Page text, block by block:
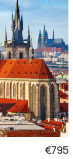
€795